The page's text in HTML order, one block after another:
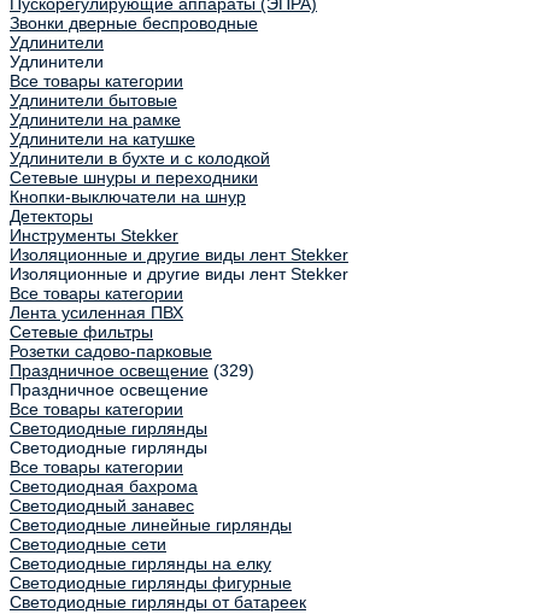
Пускорегулирующие аппараты (ЭПРА)
Звонки дверные беспроводные
Удлинители
Удлинители
Все товары категории
Удлинители бытовые
Удлинители на рамке
Удлинители на катушке
Удлинители в бухте и с колодкой
Сетевые шнуры и переходники
Кнопки-выключатели на шнур
Детекторы
Инструменты Stekker
Изоляционные и другие виды лент Stekker
Изоляционные и другие виды лент Stekker
Все товары категории
Лента усиленная ПВХ
Сетевые фильтры
Розетки садово-парковые
Праздничное освещение (329)
Праздничное освещение
Все товары категории
Светодиодные гирлянды
Светодиодные гирлянды
Все товары категории
Светодиодная бахрома
Светодиодный занавес
Светодиодные линейные гирлянды
Светодиодные сети
Светодиодные гирлянды на елку
Светодиодные гирлянды фигурные
Светодиодные гирлянды от батареек